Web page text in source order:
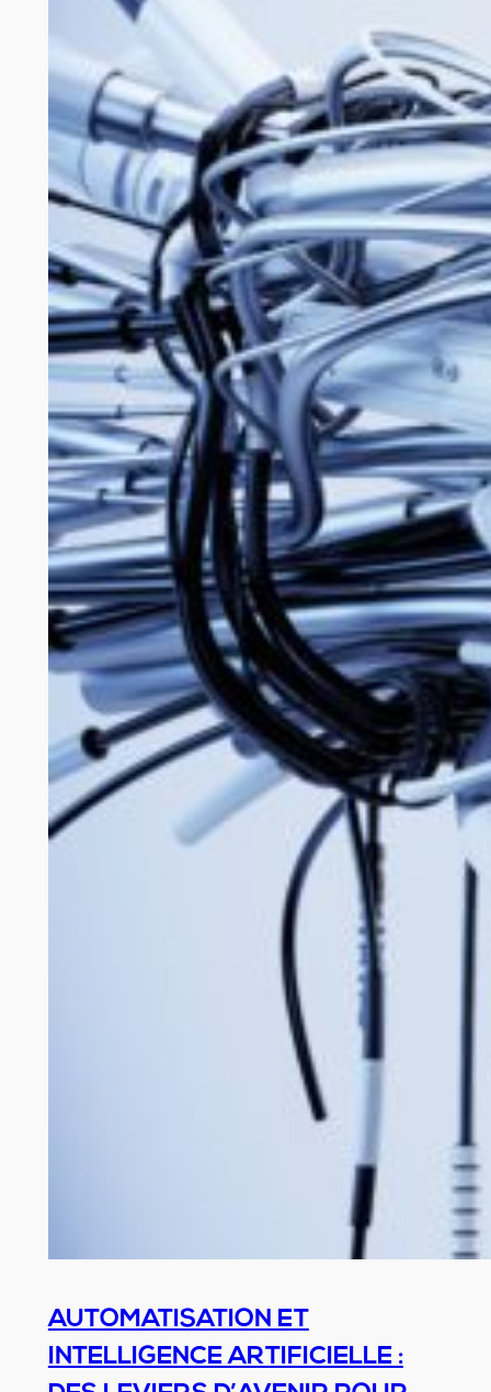
AUTOMATISATION ET
INTELLIGENCE ARTIFICIELLE :